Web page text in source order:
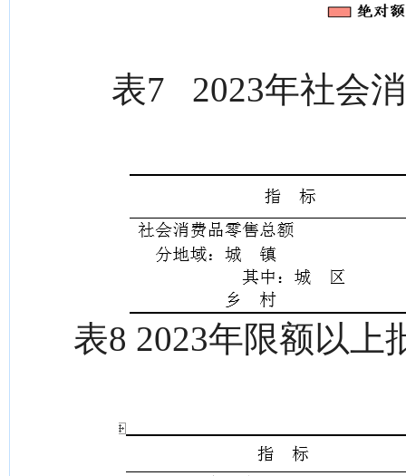
表7 2023年社会
表8 2023年限额以上